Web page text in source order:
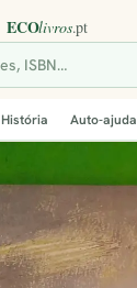
História Auto-ajuda